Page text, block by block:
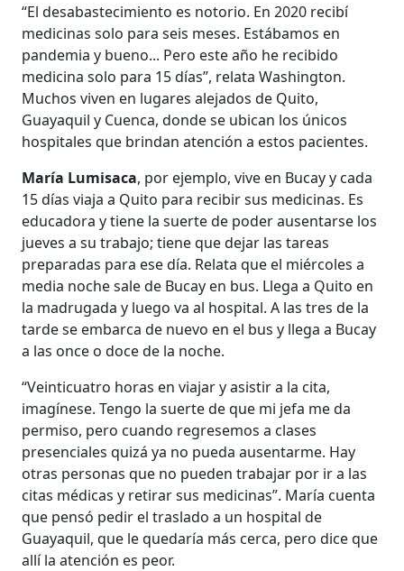
“El desabastecimiento es notorio. En 2020 recibí
medicinas solo para seis meses. Estábamos en
pandemia y bueno... Pero este año he recibido
medicina solo para 15 días”, relata Washington.
Muchos viven en lugares alejados de Quito,
Guayaquil y Cuenca, donde se ubican los únicos
hospitales que brindan atención a estos pacientes.
María Lumisaca, por ejemplo, vive en Bucay y cada
15 días viaja a Quito para recibir sus medicinas. Es
educadora y tiene la suerte de poder ausentarse los
jueves a su trabajo; tiene que dejar las tareas
preparadas para ese día. Relata que el miércoles a
media noche sale de Bucay en bus. Llega a Quito en
la madrugada y luego va al hospital. A las tres de la
tarde se embarca de nuevo en el bus y llega a Bucay
a las once o doce de la noche.
“Veinticuatro horas en viajar y asistir a la cita,
imagínese. Tengo la suerte de que mi jefa me da
permiso, pero cuando regresemos a clases
presenciales quizá ya no pueda ausentarme. Hay
otras personas que no pueden trabajar por ir a las
citas médicas y retirar sus medicinas”. María cuenta
que pensó pedir el traslado a un hospital de
Guayaquil, que le quedaría más cerca, pero dice que
allí la atención es peor.